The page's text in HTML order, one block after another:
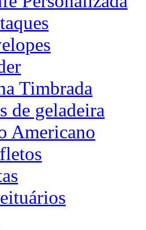
Timbrada
de geladeira
Americano